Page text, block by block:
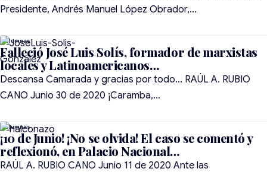
Presidente, Andrés Manuel López Obrador,…
Falleció José Luis Solís, formador de marxistas
locales y Latinoamericanos…
Descansa Camarada y gracias por todo... RAÚL A. RUBIO
CANO Junio 30 de 2020 ¡Caramba,…
¡10 de Junio! ¡No se olvida! El caso se comentó y
reflexionó, en Palacio Nacional…
RAÚL A. RUBIO CANO Junio 11 de 2020 Ante las